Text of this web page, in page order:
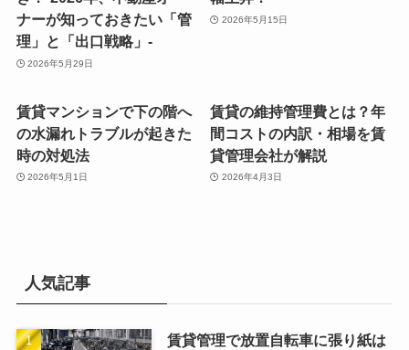
ナーが知っておきたい「管
理」と「出口戦略」-
2026年5月29日
2026年5月15日
賃貸マンションで下の階へ
の水漏れトラブルが起きた
時の対処法
2026年5月1日
賃貸の維持管理費とは？年
間コストの内訳・相場を賃
貸管理会社が解説
2026年4月3日
人気記事
賃貸管理で放置自転車に張り紙は